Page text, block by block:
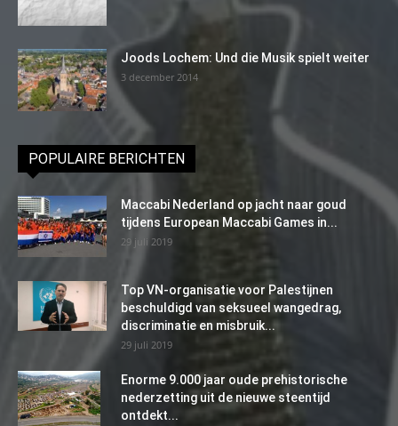
Joods Lochem: Und die Musik spielt weiter
3 december 2014
POPULAIRE BERICHTEN
Maccabi Nederland op jacht naar goud
tijdens European Maccabi Games in...
29 juli 2019
Top VN-organisatie voor Palestijnen
beschuldigd van seksueel wangedrag,
discriminatie en misbruik...
29 juli 2019
Enorme 9.000 jaar oude prehistorische
nederzetting uit de nieuwe steentijd
ontdekt...